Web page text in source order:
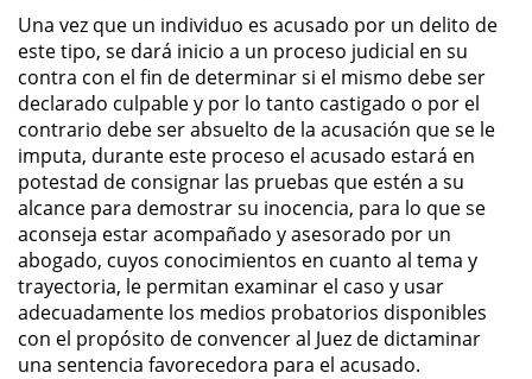
Petición para Anular una
Condena por Asesinato
Sello de Registros de Arresto
Violación de la Libertad
Condicional
Delitos Contra la Propiedad
Dañar Líneas Telefónicas,
Eléctricas o de Servicios
Públicos
Una vez que un individuo es acusado por un delito de
este tipo, se dará inicio a un proceso judicial en su
contra con el fin de determinar si el mismo debe ser
declarado culpable y por lo tanto castigado o por el
contrario debe ser absuelto de la acusación que se le
imputa, durante este proceso el acusado estará en
potestad de consignar las pruebas que estén a su
alcance para demostrar su inocencia, para lo que se
aconseja estar acompañado y asesorado por un
abogado, cuyos conocimientos en cuanto al tema y
trayectoria, le permitan examinar el caso y usar
adecuadamente los medios probatorios disponibles
con el propósito de convencer al Juez de dictaminar
una sentencia favorecedora para el acusado.